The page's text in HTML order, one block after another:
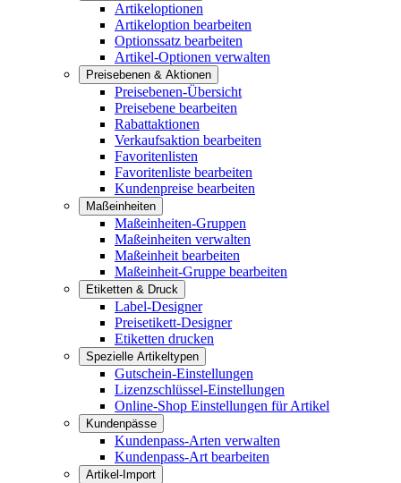
Artikeloptionen
Artikeloption bearbeiten
Optionssatz bearbeiten
Artikel-Optionen verwalten
Preisebenen & Aktionen
Preisebenen-Übersicht
Preisebene bearbeiten
Rabattaktionen
Verkaufsaktion bearbeiten
Favoritenlisten
Favoritenliste bearbeiten
Kundenpreise bearbeiten
Maßeinheiten
Maßeinheiten-Gruppen
Maßeinheiten verwalten
Maßeinheit bearbeiten
Maßeinheit-Gruppe bearbeiten
Etiketten & Druck
Label-Designer
Preisetikett-Designer
Etiketten drucken
Spezielle Artikeltypen
Gutschein-Einstellungen
Lizenzschlüssel-Einstellungen
Online-Shop Einstellungen für Artikel
Kundenpässe
Kundenpass-Arten verwalten
Kundenpass-Art bearbeiten
Artikel-Import